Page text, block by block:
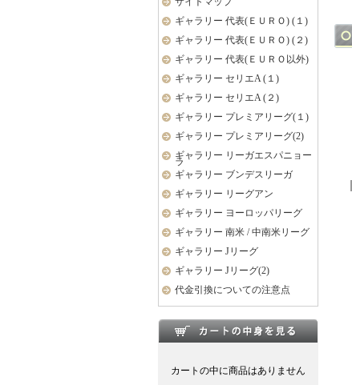
ギャラリー 代表(ＥＵＲＯ) (１)
ギャラリー 代表(ＥＵＲＯ) (２)
ギャラリー 代表(ＥＵＲＯ以外)
ギャラリー セリエA (１)
ギャラリー セリエA (２)
ギャラリー プレミアリーグ(１)
ギャラリー プレミアリーグ(2)
ギャラリー リーガエスパニョー
ラ
ギャラリー ブンデスリーガ
ギャラリー リーグアン
ギャラリー ヨーロッパリーグ
ギャラリー 南米 / 中南米リーグ
ギャラリー Jリーグ
ギャラリー Jリーグ(2)
代金引換についての注意点
カートの中に商品はありません